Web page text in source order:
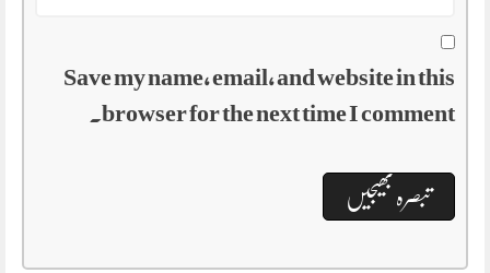
Save my name, email, and website in this
browser for the next time I comment.